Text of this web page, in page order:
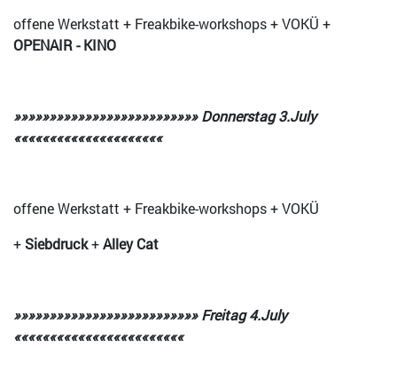
offene Werkstatt + Freakbike-workshops + VOKÜ +
OPENAIR - KINO
»»»»»»»»»»»»»»»»»»»»»»»»»» Donnerstag 3.July
«««««««««««««««««««««
offene Werkstatt + Freakbike-workshops + VOKÜ
+Siebdruck+Alley Cat
»»»»»»»»»»»»»»»»»»»»»»»»»» Freitag4.July
««««««««««««««««««««««««